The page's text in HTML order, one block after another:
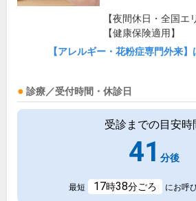
【夜間休日・全国エ
【健康保険適用】
【アレルギー・花粉症専門外来】
診療／受付時間・休診日
受診までの目安時
41 分後
最短 17時38分ごろ にお呼